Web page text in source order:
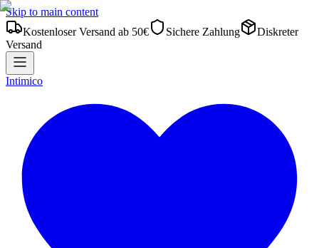
Skip to main content
Kostenloser Versand ab 50€
Sichere Zahlung
Diskreter
Versand
Intimico